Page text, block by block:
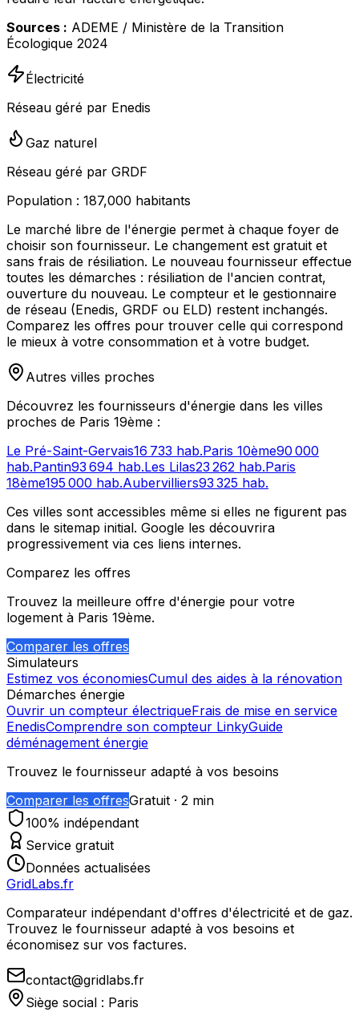
Sources : ADEME / Ministère de la Transition
Écologique 2024
Électricité
Réseau géré par Enedis
Gaz naturel
Réseau géré par GRDF
Population : 187,000 habitants
Le marché libre de l'énergie permet à chaque foyer de
choisir son fournisseur. Le changement est gratuit et
sans frais de résiliation. Le nouveau fournisseur effectue
toutes les démarches : résiliation de l'ancien contrat,
ouverture du nouveau. Le compteur et le gestionnaire
de réseau (Enedis, GRDF ou ELD) restent inchangés.
Comparez les offres pour trouver celle qui correspond
le mieux à votre consommation et à votre budget.
Autres villes proches
Découvrez les fournisseurs d'énergie dans les villes
proches de Paris 19ème :
Le Pré-Saint-Gervais16 733 hab.Paris 10ème90 000
hab.Pantin93 694 hab.Les Lilas23 262 hab.Paris
18ème195 000 hab.Aubervilliers93 325 hab.
Ces villes sont accessibles même si elles ne figurent pas
dans le sitemap initial. Google les découvrira
progressivement via ces liens internes.
Comparez les offres
Trouvez la meilleure offre d'énergie pour votre
logement à Paris 19ème.
Comparer les offres
Simulateurs
Estimez vos économiesCumul des aides à la rénovation
Démarches énergie
Ouvrir un compteur électriqueFrais de mise en service
EnedisComprendre son compteur LinkyGuide
déménagement énergie
Trouvez le fournisseur adapté à vos besoins
Comparer les offresGratuit · 2 min
100% indépendant
Service gratuit
Données actualisées
GridLabs.fr
Comparateur indépendant d'offres d'électricité et de gaz.
Trouvez le fournisseur adapté à vos besoins et
économisez sur vos factures.
contact@gridlabs.fr
Siège social : Paris